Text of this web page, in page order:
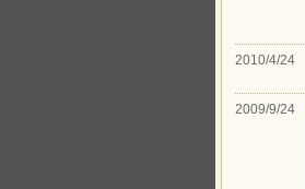
2010/4/24
2009/9/24